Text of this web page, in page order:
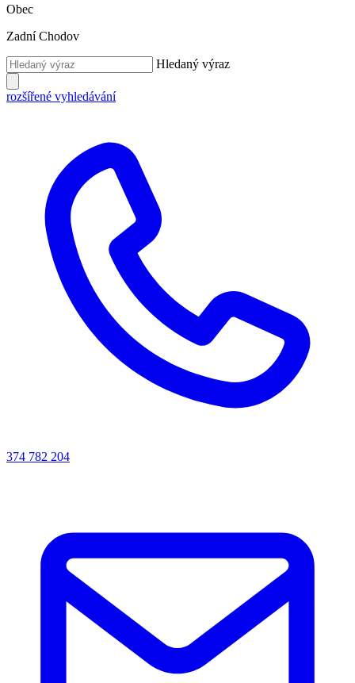
Obec
Zadní Chodov
Hledaný výraz
rozšířené vyhledávání
374 782 204